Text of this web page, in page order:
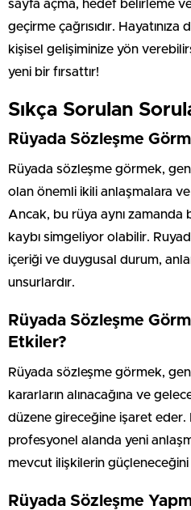
sayfa açma, hedef belirleme
geçirme çağrısıdır.
kişisel gelişiminize yön
yeni bir fırsattır!
Sıkça Sorulan
Rüyada Sözleşme
Rüyada sözleşme görmek,
olan önemli ikili anlaşmalara
Ancak, bu rüya aynı zamanda
kaybı simgeliyor olabilir.
içeriği ve duygusal durum,
unsurlardır.
Rüyada Sözleşme
Etkiler?
Rüyada sözleşme görmek,
kararların alınacağına ve
düzene gireceğine işaret eder.
profesyonel alanda yeni
mevcut ilişkilerin
Rüyada Sözleşme